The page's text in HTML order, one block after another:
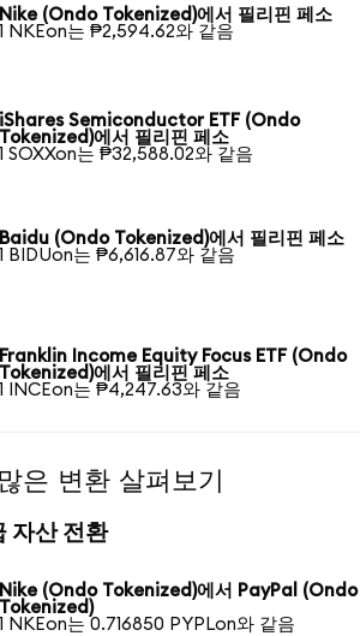
Nike (Ondo Tokenized)에서 필리핀 페소
1 NKEon는 ₱2,594.62와 같음
iShares Semiconductor ETF (Ondo
Tokenized)에서 필리핀 페소
1 SOXXon는 ₱32,588.02와 같음
Baidu (Ondo Tokenized)에서 필리핀 페소
1 BIDUon는 ₱6,616.87와 같음
Franklin Income Equity Focus ETF (Ondo
Tokenized)에서 필리핀 페소
1 INCEon는 ₱4,247.63와 같음
은 변환 살펴보기
자산 전환
Nike (Ondo Tokenized)에서 PayPal (Ondo
Tokenized)
1 NKEon는 0.716850 PYPLon와 같음